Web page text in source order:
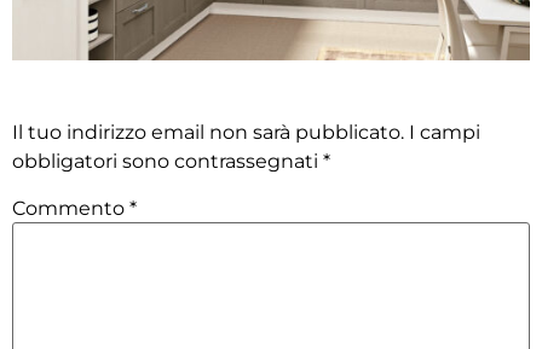
Il tuo indirizzo email non sarà pubblicato. I campi
obbligatori sono contrassegnati *
Commento *